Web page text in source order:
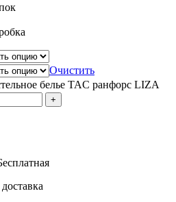
Очистить
белье TAC ранфорс LIZA
доставка